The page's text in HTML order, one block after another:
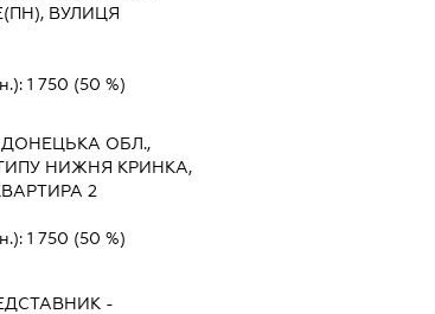
ВУЛИЦЯ
1 750 (50 %)
ДОНЕЦЬКА ОБЛ.,
НИЖНЯ КРИНКА,
2
1 750 (50 %)
-